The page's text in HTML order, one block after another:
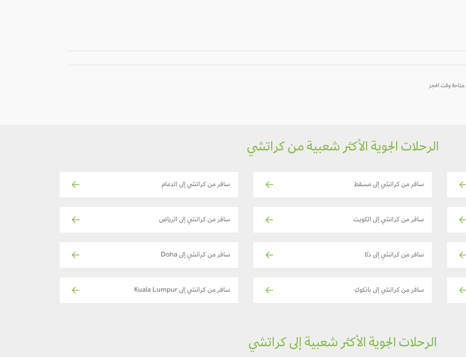
الرحلات الجوية الأكثر شعبية من كراتشي
سافر من كراتشي إلى مسقط سافر من كراتشي إلى الدمام
سافر من كراتشي إلى الكويت سافر من كراتشي إلى الرياض
سافر من كراتشي إلى دكا سافر من كراتشي إلى Doha
سافر من كراتشي إلى بانكوك سافر من كراتشي إلى Kuala Lumpur
الرحلات الجوية الأكثر شعبية إلى كراتشي